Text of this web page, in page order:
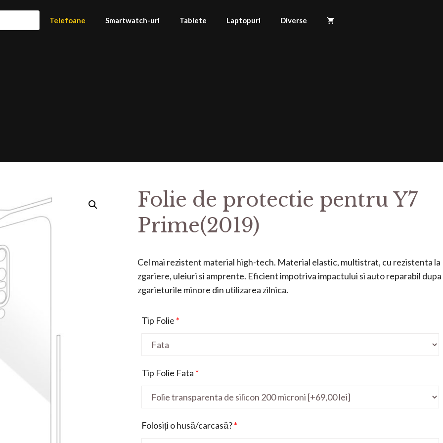
Telefoane Smartwatch-uri Tablete Laptopuri Diverse
Folie de protectie pentru Y7
Prime(2019)
Cel mai rezistent material high-tech. Material elastic, multistrat, cu rezistenta la
zgariere, uleiuri si amprente. Eficient impotriva impactului si auto reparabil dupa
zgarieturile minore din utilizarea zilnica.
Tip Folie *
Tip Folie Fata *
Folosiți o husă/carcasă?*